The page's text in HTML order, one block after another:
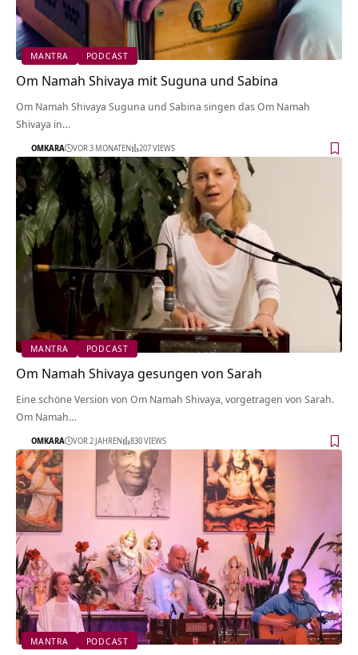
MANTRA PODCAST
Om Namah Shivaya mit Suguna und Sabina
Om Namah Shivaya Suguna und Sabina singen das Om Namah
Shivaya in…
OMKARA VOR 3 MONATEN 207 VIEWS
MANTRA PODCAST
Om Namah Shivaya gesungen von Sarah
Eine schöne Version von Om Namah Shivaya, vorgetragen von Sarah.
Om Namah…
OMKARA VOR 2 JAHREN 830 VIEWS
MANTRA PODCAST